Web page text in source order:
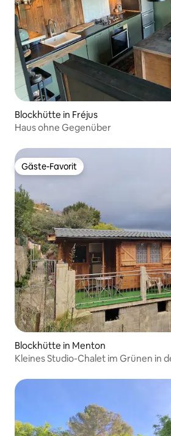
Blockhütte in Fréjus
Haus ohne Gegenüber
Gäste-Favorit
Gäste-Favorit
Blockhütte in Menton
Kleines Studio-Chalet im Grünen in